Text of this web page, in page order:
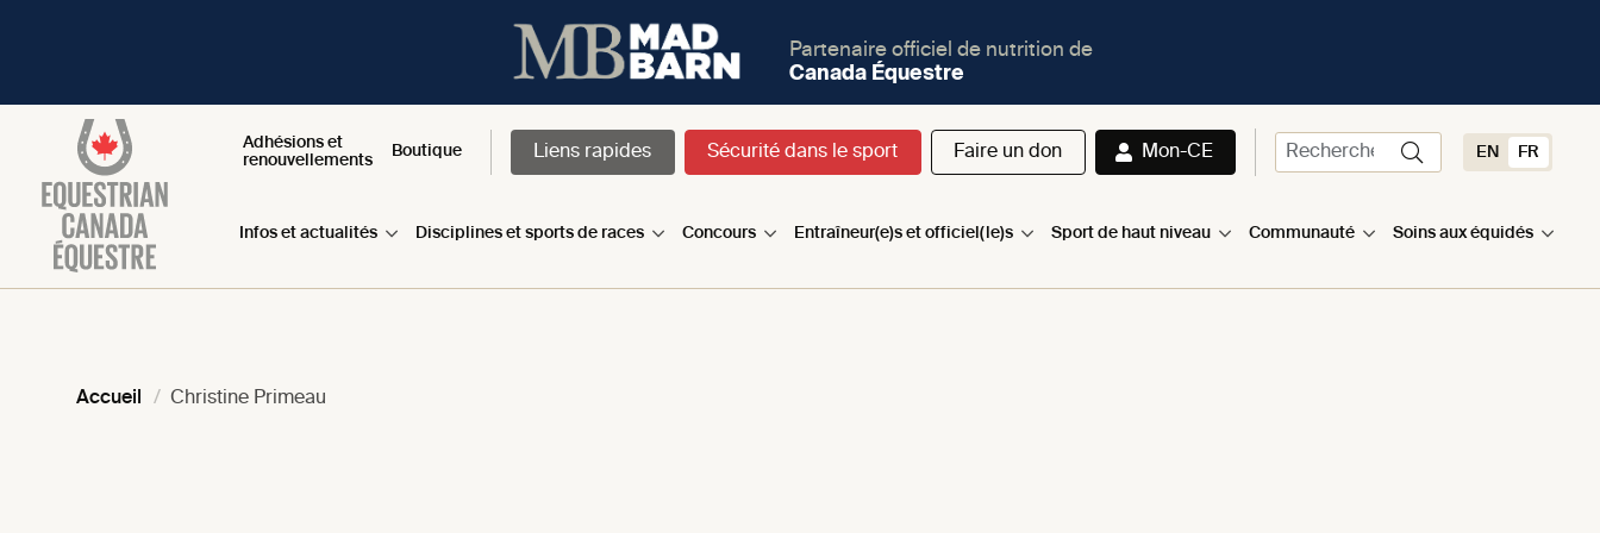
Partenaire officiel de nutrition de
Canada Équestre
Adhésions et
renouvellements
Boutique Liens rapides Sécurité dans le sport Faire un don Mon-CE EN FR
Infos et actualités Disciplines et sports de races Concours Entraîneur(e)s et officiel(le)s Sport de haut niveau Communauté Soins aux équidés
Accueil Christine Primeau